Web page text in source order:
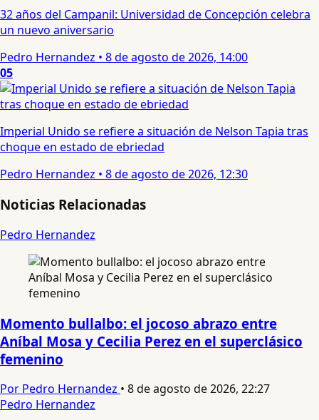
32 años del Campanil: Universidad de Concepción celebra
un nuevo aniversario
Pedro Hernandez • 8 de agosto de 2026, 14:00
05
Imperial Unido se refiere a situación de Nelson Tapia tras
choque en estado de ebriedad
Pedro Hernandez • 8 de agosto de 2026, 12:30
Noticias Relacionadas
Pedro Hernandez
Momento bullalbo: el jocoso abrazo entre
Aníbal Mosa y Cecilia Perez en el superclásico
femenino
Por Pedro Hernandez • 8 de agosto de 2026, 22:27
Pedro Hernandez